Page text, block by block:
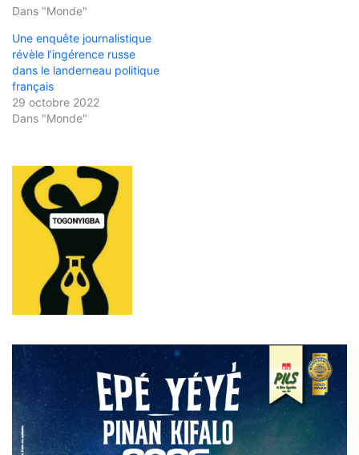
Dans "Monde"
Une enquête journalistique
révèle l’ingérence russe
dans le landerneau politique
français
29 octobre 2022
Dans "Monde"